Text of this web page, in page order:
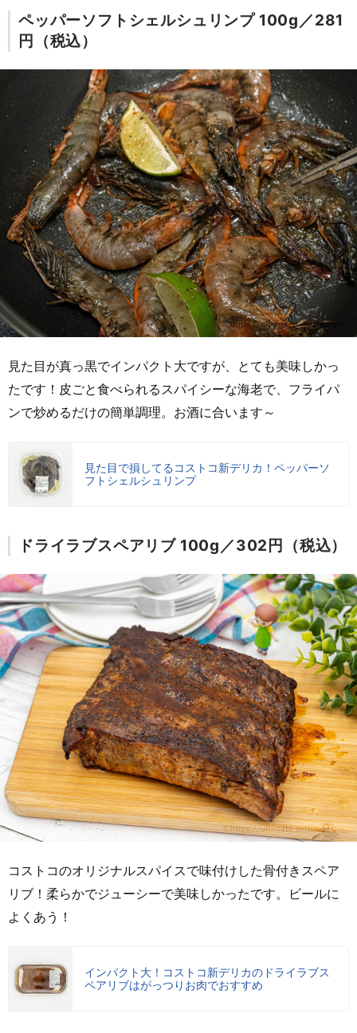
ペッパーソフトシェルシュリンプ 100g／281
円（税込）
見た目が真っ黒でインパクト大ですが、とても美味しかっ
たです！皮ごと食べられるスパイシーな海老で、フライパ
ンで炒めるだけの簡単調理。お酒に合います～
見た目で損してるコストコ新デリカ！ペッパーソ
フトシェルシュリンプ
ドライラブスペアリブ 100g／302円（税込）
コストコのオリジナルスパイスで味付けした骨付きスペア
リブ！柔らかでジューシーで美味しかったです。ビールに
よくあう！
インパクト大！コストコ新デリカのドライラブス
ペアリブはがっつりお肉でおすすめ